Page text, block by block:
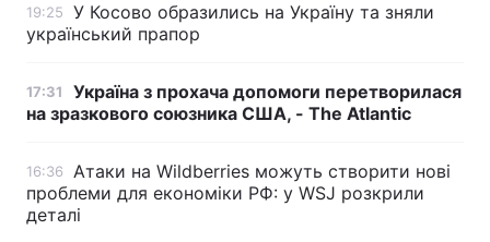
19:25
У Косово образились на Україну та зняли
український прапор
17:31
Україна з прохача допомоги перетворилася
на зразкового союзника США, - The Atlantic
16:36
Атаки на Wildberries можуть створити нові
проблеми для економіки РФ: у WSJ розкрили
деталі